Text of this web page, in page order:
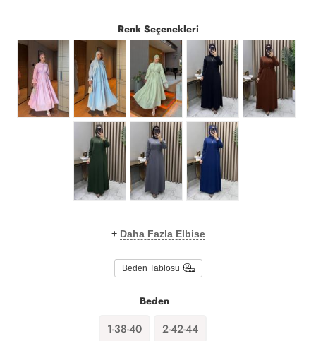
Renk Seçenekleri
+ Daha Fazla Elbise
Beden Tablosu
Beden
1-38-40 2-42-44